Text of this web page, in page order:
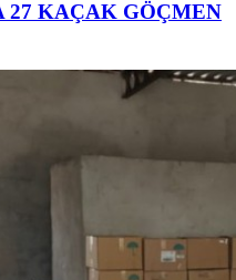
KAÇAK GÖÇMEN